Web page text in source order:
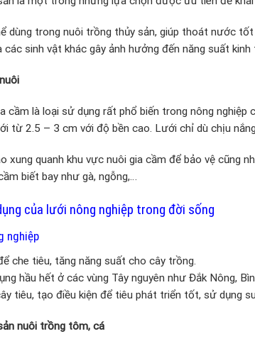
dùng trong nuôi trồng thủy sản, giúp thoát nước
các sinh vật khác gây ảnh hưởng đến năng suất kinh
cầm là loại sử dụng rất phổ biến trong nông
từ 2.5 – 3 cm với độ bền cao. Lưới chỉ dù chịu
xung quanh khu vực nuôi gia cầm để bảo vệ cũng
biết bay như gà, ngỗng,…
của lưới nông nghiệp trong đời sống
nghiệp
che tiêu, tăng năng suất cho cây trồng.
hầu hết ở các vùng Tây nguyên như Đắk Nông,
tiêu, tạo điều kiện để tiêu phát triển tốt, sử dụng
nuôi trồng tôm, cá